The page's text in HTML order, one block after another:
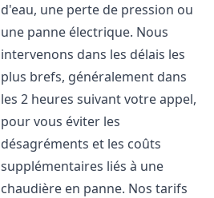
d'eau, une perte de pression ou
une panne électrique. Nous
intervenons dans les délais les
plus brefs, généralement dans
les 2 heures suivant votre appel,
pour vous éviter les
désagréments et les coûts
supplémentaires liés à une
chaudière en panne. Nos tarifs